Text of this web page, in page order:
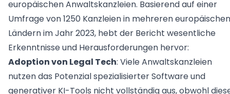
Contract Lifecycle Management
Interessenkonfliktprüfung
Forderungsanmeldung für Gläubiger
Zeiterfassung und Abrechnung
Digitale Insolvenzverwaltung & Kommunikation
für Insolvenzkanzleien
InsO-Up
vereinfachte Verwaltung von
GIS
Ihr digitales Gläubigerinformations­system
Rechtsabteilungen & Unternehmen
Presse
Blog
Akademie
Jetzt Kontaktieren
Sie finden nicht, was Sie gerade brauchen? Wenden
Lexolution
Winsolvenz
Winjur
Winmacs
europäischen Anwaltskanzleien. Basierend auf einer
Umfrage von 1250 Kanzleien in mehreren europäischen
Ländern im Jahr 2023, hebt der Bericht wesentliche
Erkenntnisse und Herausforderungen hervor:
Adoption von Legal Tech: Viele Anwaltskanzleien
nutzen das Potenzial spezialisierter Software und
generativer KI-Tools nicht vollständig aus, obwohl